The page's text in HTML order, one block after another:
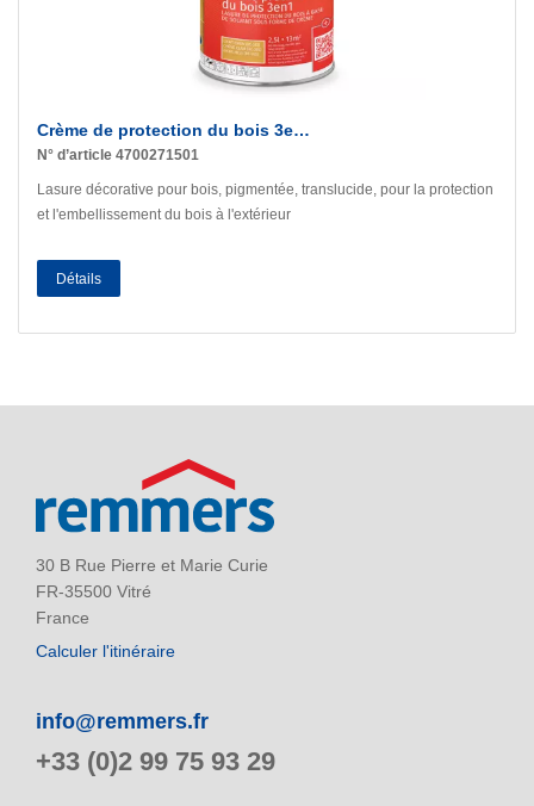
Crème de protection du bois 3e…
N° d’article 4700271501
Lasure décorative pour bois, pigmentée, translucide, pour la protection
et l'embellissement du bois à l'extérieur
Détails
30 B Rue Pierre et Marie Curie
FR-35500 Vitré
France
Calculer l'itinéraire
info@remmers.fr
+33 (0)2 99 75 93 29